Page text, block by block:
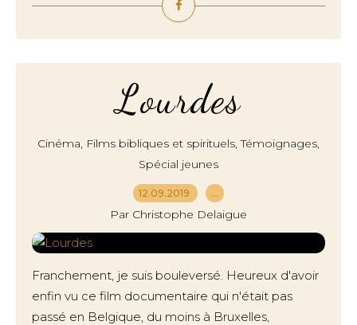
Lourdes
Cinéma, Films bibliques et spirituels,Témoignages,
Spécial jeunes
12.09.2019 …
Par Christophe Delaigue
Franchement, je suis bouleversé. Heureux d'avoir
enfin vu ce film documentaire qui n'était pas
passé en Belgique, du moins à Bruxelles,